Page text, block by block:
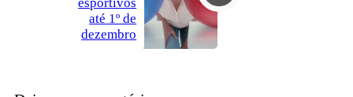
até 1º de
dezembro